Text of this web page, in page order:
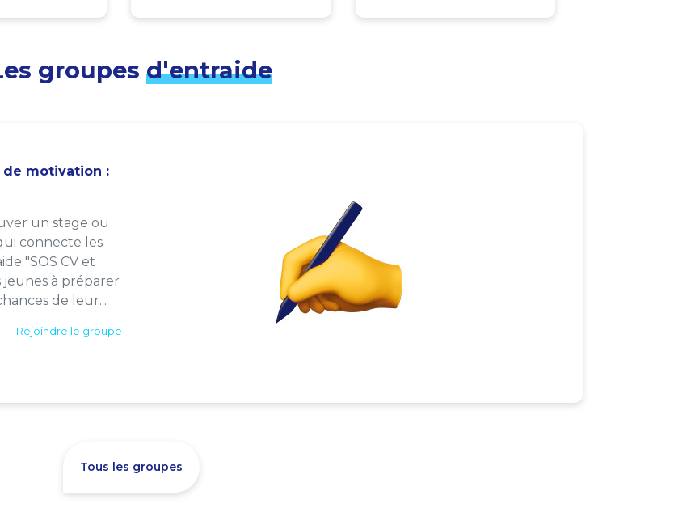
groupes d'entraide
de motivation :
un stage ou
connecte les
"SOS CV et
jeunes à préparer
de leur...
Rejoindre le groupe
Tous les groupes